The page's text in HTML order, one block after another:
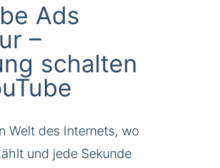
Ads
–
schalten
Welt des Internets, wo
und jede Sekunde